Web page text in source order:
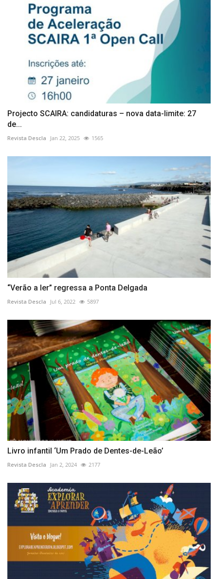
Projecto SCAIRA: candidaturas – nova data-limite: 27
de...
Revista Descla Jan 22, 2025 1565
“Verão a ler” regressa a Ponta Delgada
Revista Descla Jul 6, 2022 5897
Livro infantil ‘Um Prado de Dentes-de-Leão’
Revista Descla Jan 2, 2024 2177